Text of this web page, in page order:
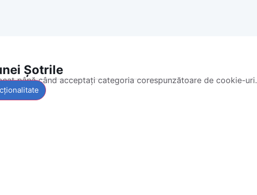
Șotrile
până când acceptați categoria corespunzătoare de cookie-uri.